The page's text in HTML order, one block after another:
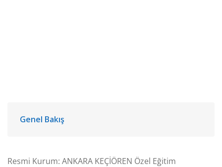
Genel Bakış
Resmi Kurum: ANKARA KEÇİÖREN Özel Eğitim